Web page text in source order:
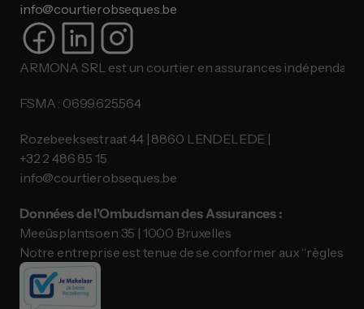
info@courtierobseques.be
ARMONA SRL est un courtier en assurances indépendant.
FSMA : 0699.625.564
Rozebeeksestraat 44 | 8860 LENDELEDE |
​​​​​​​+32 2 486 85 15
info@courtierobseques.be
Données de l'Ombudsman des Assurances :
Meeûsplantsoen 35 | 1000 Bruxelles
Notre entreprise est tenue de se conformer aux “règles de